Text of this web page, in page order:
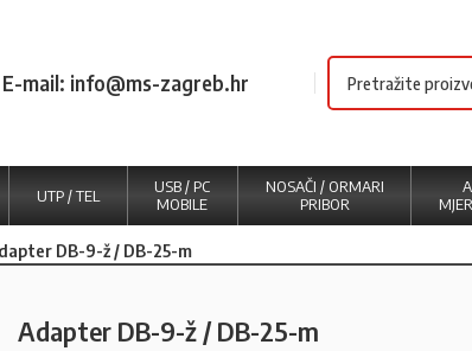
E-mail: info@ms-zagreb.hr
UTP / TEL
USB / PC
MOBILE
NOSAČI / ORMARI
PRIBOR
DB-9-ž / DB-25-m
Adapter DB-9-ž / DB-25-m